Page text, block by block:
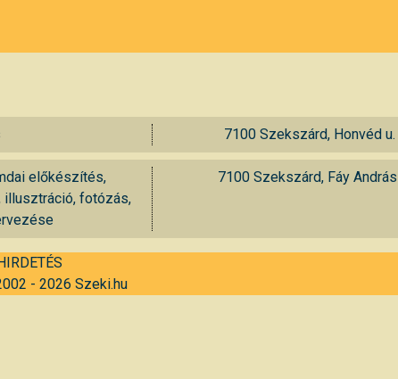
7100 Szekszárd, Honvéd
előkészítés,
illusztráció, fotózás,
7100 Szekszárd, Fáy
- 2026 Szeki.hu